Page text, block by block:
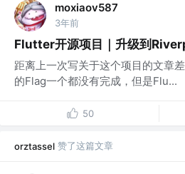
moxiaov587
3年前
Flutter开源项目｜升级到
距离上一次写关于这个项目的文章
的Flag一个都没有完成，但是Flu...
50
orztassel 赞了这篇文章